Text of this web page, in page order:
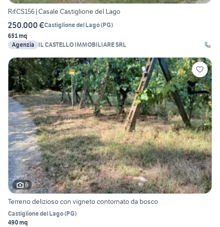
Rif.CS156|Casale Castiglione del Lago
250.000 €Castiglione del Lago(PG)
651 mq
Agenzia
IL CASTELLO IMMOBILIARE SRL
6
Terreno delizioso con vigneto contornato da bosco
Castiglione del Lago(PG)
490 mq